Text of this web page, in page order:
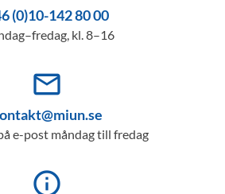
(0)10-142 80 00
kl. 8–16
mail_outline
e-post måndag till fredag
info_outline